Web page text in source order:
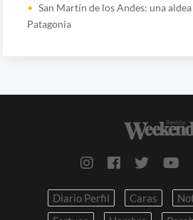
San Martín de los Andes: una
Patagonia
Diario Perfil Caras